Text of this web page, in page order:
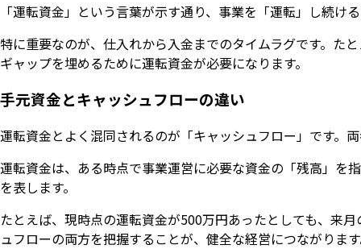
「運転資金」という言葉が示す通り、事業を「運転」し続
特に重要なのが、仕入れから入金までのタイムラグです。た
ギャップを埋めるために運転資金が必要になります。
手元資金とキャッシュフローの違い
運転資金とよく混同されるのが「キャッシュフロー」です。
運転資金は、ある時点で事業運営に必要な資金の「残高」を
を表します。
たとえば、現時点の運転資金が500万円あったとしても、来
ュフローの両方を把握することが、健全な経営につながりま